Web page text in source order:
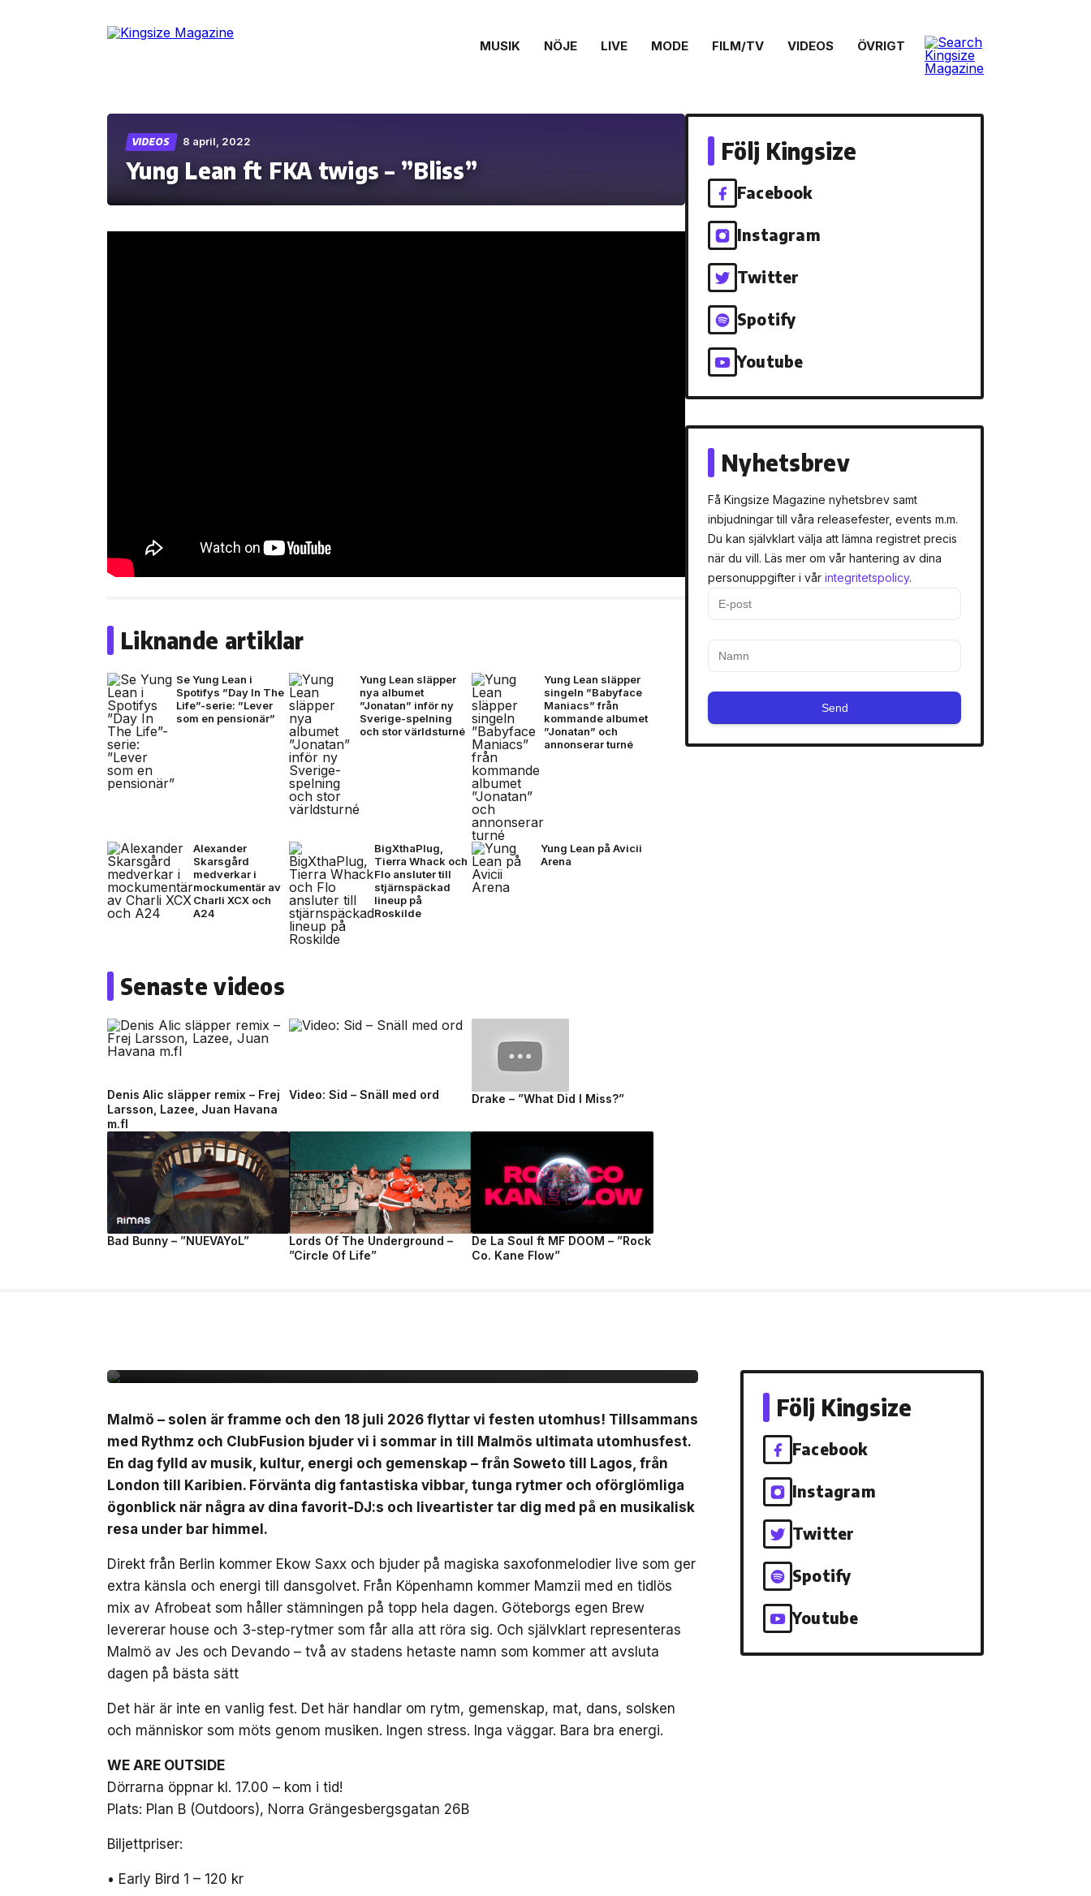
MUSIK NÖJE LIVE MODE FILM/TV VIDEOS ÖVRIGT
VIDEOS 8 april, 2022
Yung Lean ft FKA twigs – ”Bliss”
Liknande artiklar
Se Yung Lean i
Spotifys ”Day In The
Life”-serie: ”Lever
som en pensionär”
Yung Lean släpper
nya albumet
”Jonatan” inför ny
Sverige-spelning
och stor världsturné
Yung Lean släpper
singeln ”Babyface
Maniacs” från
kommande albumet
”Jonatan” och
annonserar turné
Alexander
Skarsgård
medverkar i
mockumentär av
Charli XCX och
A24
BigXthaPlug,
Tierra Whack och
Flo ansluter till
stjärnspäckad
lineup på
Roskilde
Yung Lean på Avicii
Arena
Senaste videos
Denis Alic släpper remix – Frej
Larsson, Lazee, Juan Havana
m.fl
Video: Sid – Snäll med ord Drake – ”What Did I Miss?”
Bad Bunny – ”NUEVAYoL”
Lords Of The Underground –
”Circle Of Life”
De La Soul ft MF DOOM – ”Rock
Co. Kane Flow”
Följ Kingsize
Facebook
Instagram
Twitter
Spotify
Youtube
Nyhetsbrev
Få Kingsize Magazine nyhetsbrev samt
inbjudningar till våra releasefester, events m.m.
Du kan självklart välja att lämna registret precis
när du vill. Läs mer om vår hantering av dina
personuppgifter i vår integritetspolicy.
Send
Malmö – solen är framme och den 18 juli 2026 flyttar vi festen utomhus! Tillsammans
med Rythmz och ClubFusion bjuder vi i sommar in till Malmös ultimata utomhusfest.
En dag fylld av musik, kultur, energi och gemenskap – från Soweto till Lagos, från
London till Karibien. Förvänta dig fantastiska vibbar, tunga rytmer och oförglömliga
ögonblick när några av dina favorit-DJ:s och liveartister tar dig med på en musikalisk
resa under bar himmel.
Direkt från Berlin kommer Ekow Saxx och bjuder på magiska saxofonmelodier live som ger
extra känsla och energi till dansgolvet. Från Köpenhamn kommer Mamzii med en tidlös
mix av Afrobeat som håller stämningen på topp hela dagen. Göteborgs egen Brew
levererar house och 3-step-rytmer som får alla att röra sig. Och självklart representeras
Malmö av Jes och Devando – två av stadens hetaste namn som kommer att avsluta
dagen på bästa sätt
Det här är inte en vanlig fest. Det här handlar om rytm, gemenskap, mat, dans, solsken
och människor som möts genom musiken. Ingen stress. Inga väggar. Bara bra energi.
WE ARE OUTSIDE
Dörrarna öppnar kl. 17.00 – kom i tid!
Plats: Plan B (Outdoors), Norra Grängesbergsgatan 26B
Biljettpriser:
• Early Bird 1 – 120 kr
Följ Kingsize
Facebook
Instagram
Twitter
Spotify
Youtube